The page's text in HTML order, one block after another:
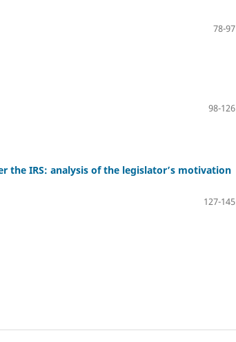
78-97
98-126
the IRS: analysis of the legislator’s motivation
127-145